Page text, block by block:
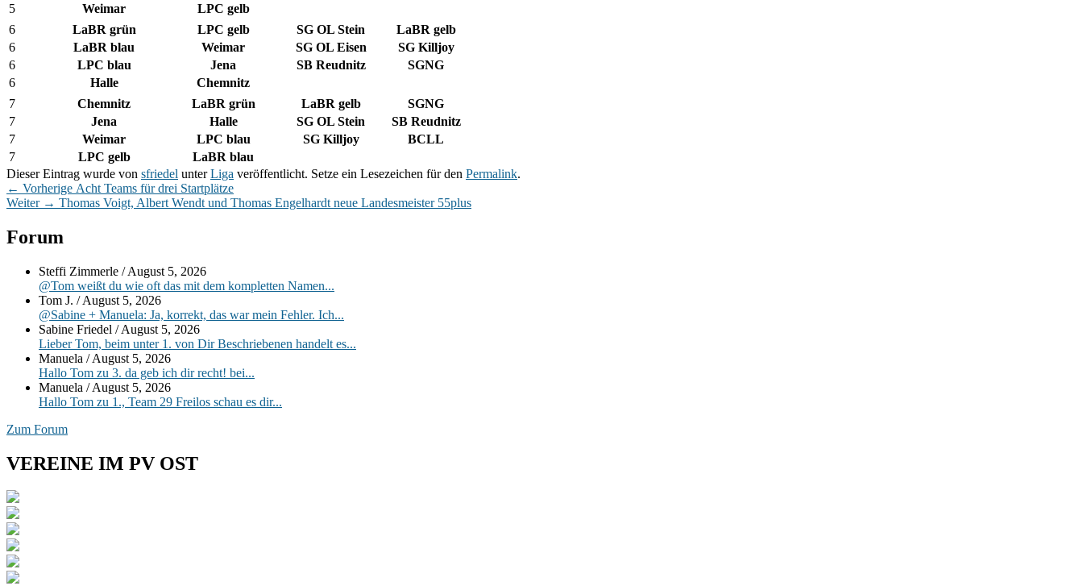
5
Weimar
LPC gelb
6
LaBR grün LPC gelb SG OL Stein
LaBR gelb
6
LaBR blau Weimar SG OL Eisen
SG Killjoy
6
LPC blau Jena SB Reudnitz
SGNG
6
Halle
Chemnitz
7
Chemnitz LaBR grün LaBR gelb
SGNG
7
Jena Halle SG OL Stein
SB Reudnitz
7
Weimar LPC blau SG Killjoy
BCLL
7
LPC gelb
LaBR blau
Dieser Eintrag wurde von sfriedel unterLiga veröffentlicht. Setze ein Lesezeichen für den Permalink.
Beitragsnavigation
← Vorherige Vorheriger
Beitrag:
Acht Teams für drei Startplätze
Weiter → Nächster
Thomas Voigt, Albert Wendt und Thomas Engelhardt neue Landesmeister 55plus
Primärer
Widgetbereich
Forum
Steffi Zimmerle /August 5, 2026
@Tom weißt du wie oft das mit dem kompletten Namen...
Tom J. /August 5, 2026
@Sabine + Manuela: Ja, korrekt, das war mein Fehler. Ich...
Sabine Friedel /August 5, 2026
Lieber Tom, beim unter 1. von Dir Beschriebenen handelt es...
Manuela /August 5, 2026
Hallo Tom zu 3. da geb ich dir recht! bei...
Manuela /August 5, 2026
Hallo Tom zu 1., Team 29 Freilos schau es dir...
Zum Forum
VEREINE IM PV OST